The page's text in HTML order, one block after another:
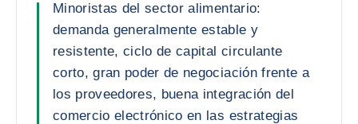
Minoristas del sector alimentario:
demanda generalmente estable y
resistente, ciclo de capital circulante
corto, gran poder de negociación frente a
los proveedores, buena integración del
comercio electrónico en las estrategias